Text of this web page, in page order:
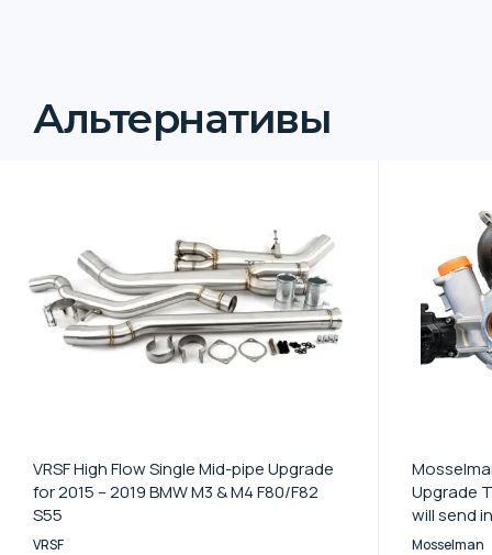
Альтернативы
VRSF High Flow Single Mid-pipe Upgrade
for 2015 – 2019 BMW M3 & M4 F80/F82
S55
VRSF
Upgrade
will send
MSL
Mosselman